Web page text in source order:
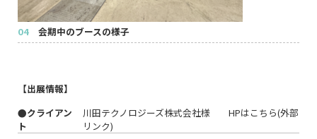
04 会期中のブースの様子
【出展情報】
●クライアン
ト
川田テクノロジーズ株式会社様 HPはこちら(外部
リンク)